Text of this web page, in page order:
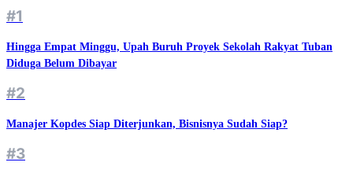
#1
Hingga Empat Minggu, Upah Buruh Proyek Sekolah Rakyat Tuban
Diduga Belum Dibayar
#2
Manajer Kopdes Siap Diterjunkan, Bisnisnya Sudah Siap?
#3